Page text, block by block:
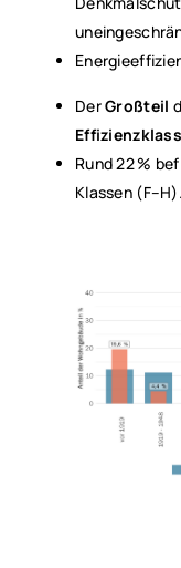
DerGroßteil
Rund 22 %
Klassen (F–H).